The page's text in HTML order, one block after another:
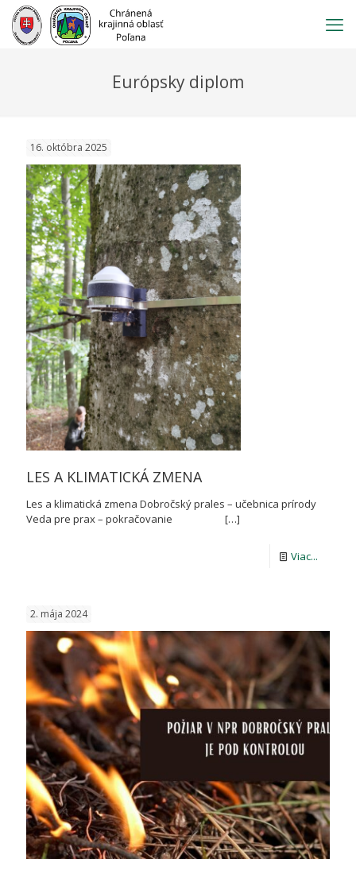
Prejsť
obsah
Európsky diplom
16. októbra 2025
LES A KLIMATICKÁ ZMENA
Les a klimatická zmena Dobročský prales – učebnica prírody
Veda pre prax – pokračovanie
[…]
Viac...
ZMENA
2. mája 2024